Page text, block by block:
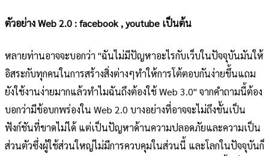
ตัวอย่าง Web 2.0 : facebook , youtube เป็นต้น
หลายท่านอาจจะบอกว่า "ฉันไม่มีปัญหาอะไรกับเว็บในปัจจุบันมันให้
อิสระกับทุกคนในการสร้างสิ่งต่างๆทำให้การโต้ตอบกันง่ายขึ้นแถม
ยังใช้งานง่ายมากแล้วทำไมฉันถึงต้องใช้ Web 3.0" จากคำถามนี้ต้อง
บอกว่ามีข้อบกพร่องใน Web 2.0 บางอย่างที่อาจจะไม่ถึงขั้นเป็น
ฟังก์ชันที่ขาดไม่ได้ แต่เป็นปัญหาด้านความปลอดภัยและความเป็น
ส่วนตัวซึ่งผู้ใช้ส่วนใหญ่ไม่มีการควบคุมในส่วนนี้ และโลกในปัจจุบันก็